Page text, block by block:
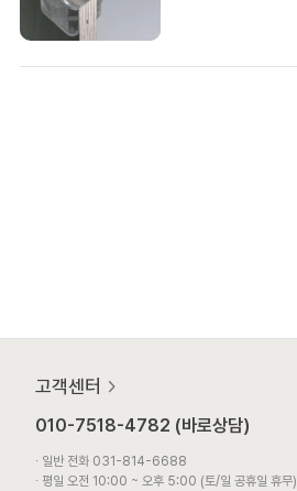
고객센터
010-7518-4782 (바로상담)
∙ 일반 전화 031-814-6688
∙ 평일 오전 10:00 ~ 오후 5:00 (토/일 공휴일 휴무)